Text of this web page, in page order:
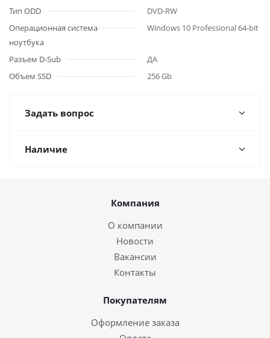
Тип ODD
DVD-RW
Операционная система
ноутбука
Windows 10 Professional 64-bit
Разъем D-Sub
ДА
Объем SSD
256 Gb
Задать вопрос
Наличие
Компания
О компании
Новости
Вакансии
Контакты
Покупателям
Оформление заказа